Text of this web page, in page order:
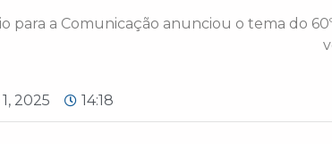
para a Comunicação anunciou o tema do
2025 14:18